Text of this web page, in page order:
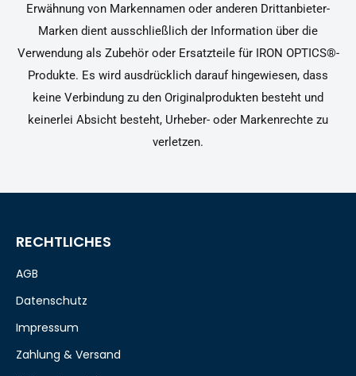
Erwähnung von Markennamen oder anderen Drittanbieter-
Marken dient ausschließlich der Information über die
Verwendung als Zubehör oder Ersatzteile für IRON OPTICS®-
Produkte. Es wird ausdrücklich darauf hingewiesen, dass
keine Verbindung zu den Originalprodukten besteht und
keinerlei Absicht besteht, Urheber- oder Markenrechte zu
verletzen.
RECHTLICHES
AGB
Datenschutz
Impressum
Zahlung & Versand